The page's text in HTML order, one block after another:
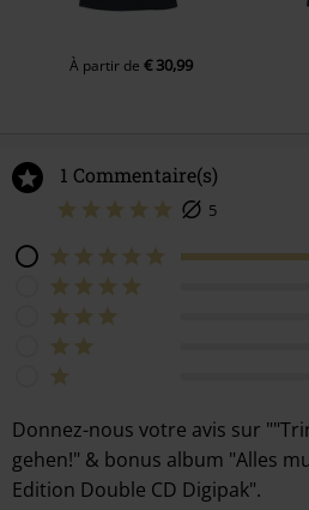
À partir de€ 30,99
1 Commentaire(s)
5
Donnez-nous votre avis sur
gehen!" & bonus album "Alles
Edition Double CD Digipak".